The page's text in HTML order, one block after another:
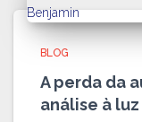
BLOG
A perda da
análise à